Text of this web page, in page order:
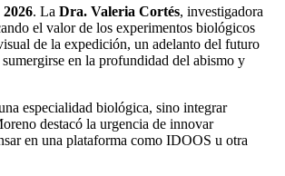
. La Dra. Valeria Cortés, investigadora
el valor de los experimentos biológicos
de la expedición, un adelanto del futuro
en la profundidad del abismo y
especialidad biológica, sino integrar
destacó la urgencia de innovar
en una plataforma como IDOOS u otra